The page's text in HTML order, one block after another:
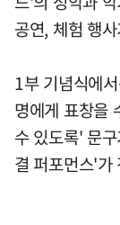
공연, 체험 행
1부 기념식에
명에게 표창을
수 있도록' 문
결 퍼포먼스'가